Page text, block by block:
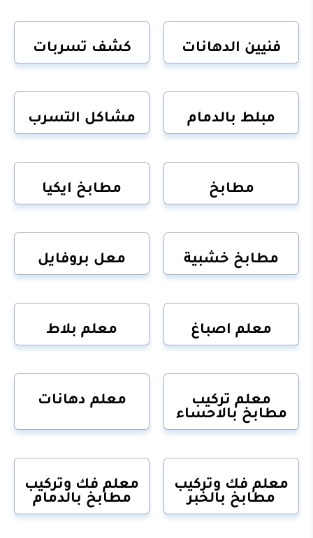
فنيين الدهانات كشف تسربات
مبلط بالدمام مشاكل التسرب
مطابخ مطابخ ايكيا
مطابخ خشبية معل بروفايل
معلم اصباغ معلم بلاط
معلم تركيب
مطابخ بالاحساء
معلم دهانات
معلم فك وتركيب
مطابخ بالخبر
معلم فك وتركيب
مطابخ بالدمام